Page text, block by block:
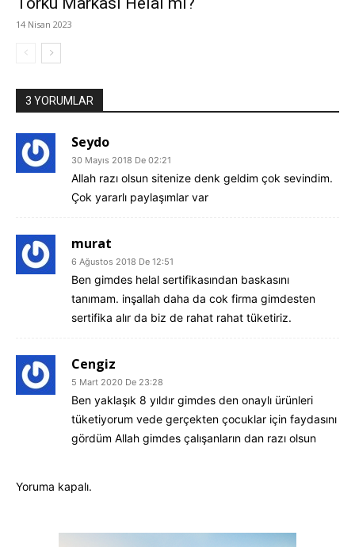
14 Nisan 2023
3 YORUMLAR
Seydo
30 Mayıs 2018 De 02:21
Allah razı olsun sitenize denk geldim çok sevindim.
Çok yararlı paylaşımlar var
murat
6 Ağustos 2018 De 12:51
Ben gimdes helal sertifikasından baskasını
tanımam. inşallah daha da cok firma gimdesten
sertifika alır da biz de rahat rahat tüketiriz.
Cengiz
5 Mart 2020 De 23:28
Ben yaklaşık 8 yıldır gimdes den onaylı ürünleri
tüketiyorum vede gerçekten çocuklar için faydasını
gördüm Allah gimdes çalışanların dan razı olsun
Yoruma kapalı.